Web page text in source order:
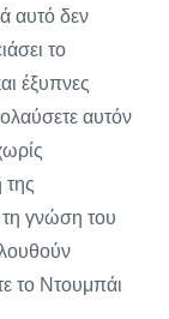
αυτό δεν
το
έξυπνες
αυτόν
τη γνώση του
το Ντουμπάι